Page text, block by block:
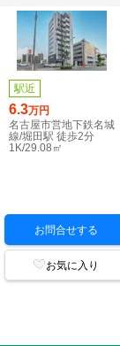
駅近
6.3万円
名古屋市営地下鉄名城
線/堀田駅 徒歩2分
1K/29.08㎡
お問合せする
お気に入り